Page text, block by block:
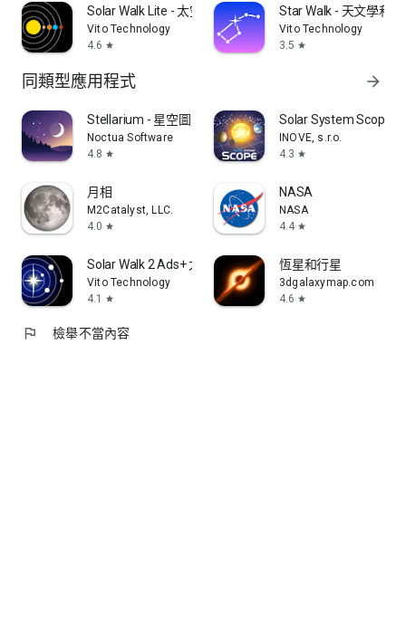
Solar Walk Lite - 太空圖譜和天文館3D
Vito Technology
4.6 star
Star Walk - 天文學和
Vito Technology
3.5 star
同類型應用程式 arrow_forward
Stellarium - 星空圖
Noctua Software
4.8 star
Solar System Scope
INOVE, s.r.o.
4.3 star
月相
M2Catalyst, LLC.
4.0 star
NASA
NASA
4.4 star
Solar Walk 2 Ads+ 太空任務和航天器3D
Vito Technology
4.1
star
恆星和行星
3dgalaxymap.com
4.6 star
flag 檢舉不當內容